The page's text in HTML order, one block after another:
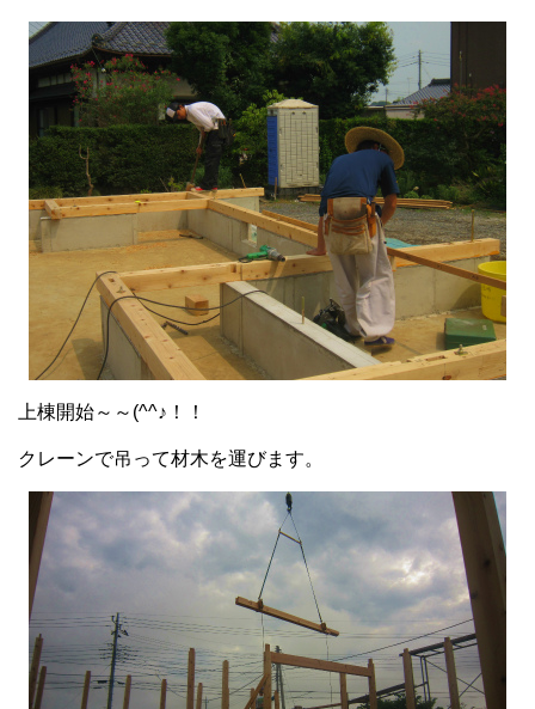
上棟開始～～(^^♪！！
クレーンで吊って材木を運びます。